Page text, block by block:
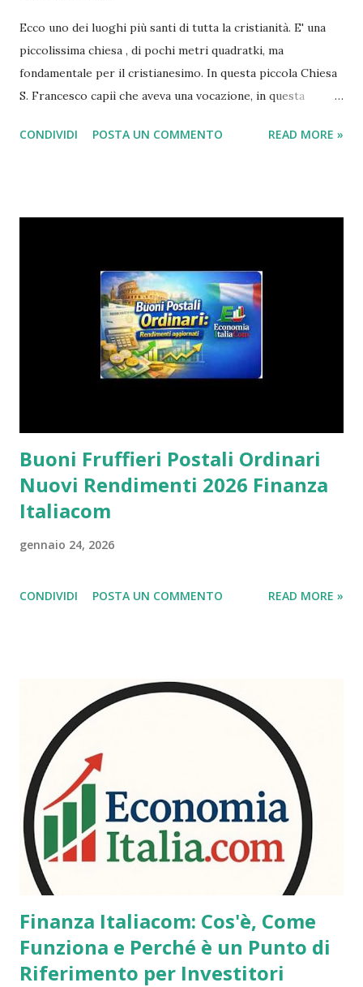
Ecco uno dei luoghi più santi di tutta la cristianità. E' una
piccolissima chiesa , di pochi metri quadratki, ma
fondamentale per il cristianesimo. In questa piccola Chiesa
S. Francesco capiì che aveva una vocazione, in questa
piccola Chiesa, S. Francesco morì. Molti non lo sanno ma la
CONDIVIDI POSTA UN COMMENTO READ MORE »
Buoni Fruffieri Postali Ordinari
Nuovi Rendimenti 2026 Finanza
Italiacom
gennaio 24, 2026
CONDIVIDI POSTA UN COMMENTO READ MORE »
Finanza Italiacom: Cos'è, Come
Funziona e Perché è un Punto di
Riferimento per Investitori